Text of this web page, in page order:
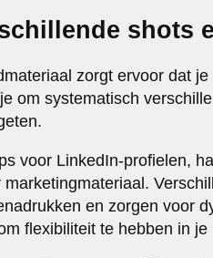
shots
zorgt ervoor dat
om systematisch
voor LinkedIn-profielen,
marketingmateriaal.
en zorgen voor
flexibiliteit te hebben in je